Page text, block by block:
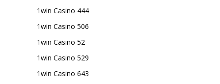
1win Casino 444
1win Casino 506
1win Casino 52
1win Casino 529
1win Casino 643